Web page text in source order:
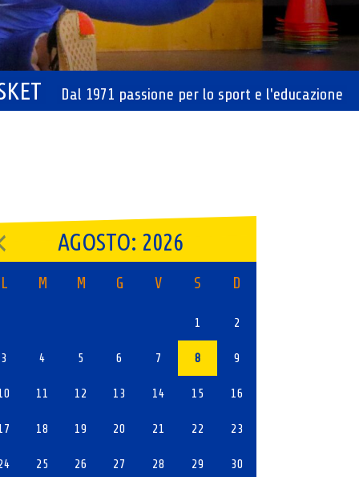
Dal 1971 passione per lo sport e l'educazione
AGOSTO: 2026
L M M G V S D
1 2
3 4 5 6 7 8 9
11 12 13 14 15 16
18 19 20 21 22 23
25 26 27 28 29 30